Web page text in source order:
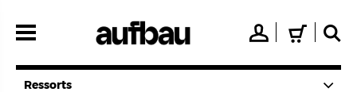
zum
👤 🛒 🔍
Ressorts